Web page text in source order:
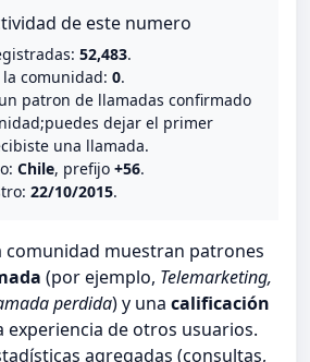
de este numero
52,483.
comunidad: 0.
patron de llamadas confirmado
dejar el primer
una llamada.
Chile, prefijo +56.
22/10/2015.
comunidad muestran patrones
(por ejemplo, Telemarketing,
perdida) y una calificación
experiencia de otros usuarios.
agregadas (consultas,